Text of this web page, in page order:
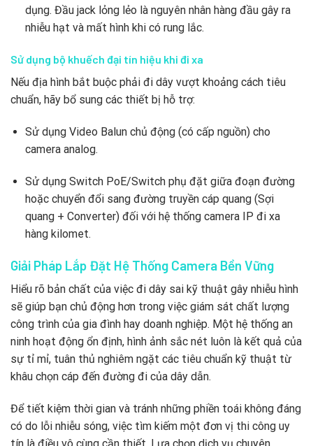
dụng. Đầu jack lỏng lẻo là nguyên nhân hàng đầu gây ra
nhiễu hạt và mất hình khi có rung lắc.
Sử dụng bộ khuếch đại tín hiệu khi đi xa
Nếu địa hình bắt buộc phải đi dây vượt khoảng cách tiêu
chuẩn, hãy bổ sung các thiết bị hỗ trợ:
Sử dụng Video Balun chủ động (có cấp nguồn) cho
camera analog.
Sử dụng Switch PoE/Switch phụ đặt giữa đoạn đường
hoặc chuyển đổi sang đường truyền cáp quang (Sợi
quang + Converter) đối với hệ thống camera IP đi xa
hàng kilomet.
Giải Pháp Lắp Đặt Hệ Thống Camera Bền Vững
Hiểu rõ bản chất của việc đi dây sai kỹ thuật gây nhiễu hình
sẽ giúp bạn chủ động hơn trong việc giám sát chất lượng
công trình của gia đình hay doanh nghiệp. Một hệ thống an
ninh hoạt động ổn định, hình ảnh sắc nét luôn là kết quả của
sự tỉ mỉ, tuân thủ nghiêm ngặt các tiêu chuẩn kỹ thuật từ
khâu chọn cáp đến đường đi của dây dẫn.
Để tiết kiệm thời gian và tránh những phiền toái không đáng
có do lỗi nhiễu sóng, việc tìm kiếm một đơn vị thi công uy